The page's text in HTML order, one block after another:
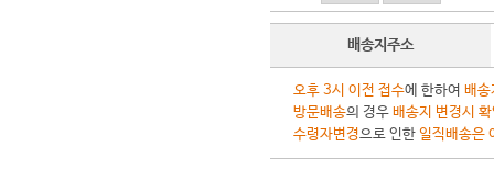
배송지주소
오후 3시 이전 접수에 한하여 배송
방문배송의 경우 배송지 변경시
수령자변경으로 인한 일직배송은